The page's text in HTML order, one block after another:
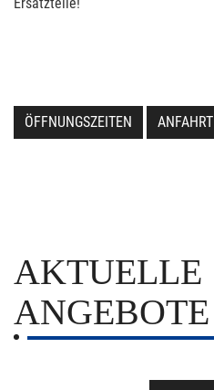
ÖFFNUNGSZEITEN ANFAHRT
AKTUELLE
ANGEBOTE